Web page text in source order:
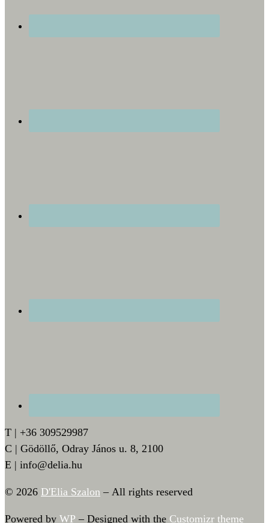
T | +36 309529987
C | Gödöllő, Odray János u. 8, 2100
E | info@delia.hu
© 2026 D'Elia Szalon – All rights reserved
Powered by WP – Designed with the Customizr theme